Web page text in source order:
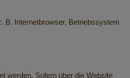
B. Internetbrowser, Betriebssystem
werden. Sofern über die Website